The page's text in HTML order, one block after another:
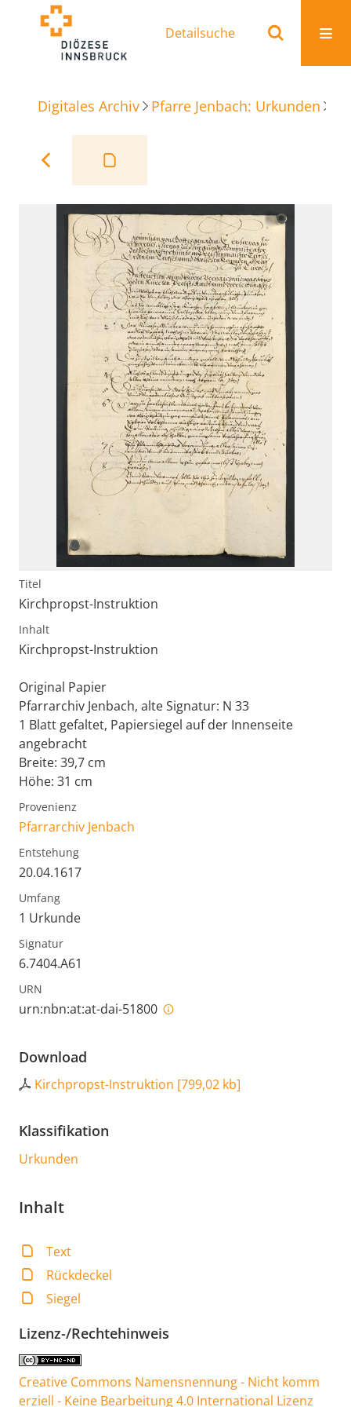
Detailsuche
Digitales Archiv Pfarre Jenbach: Urkunden
Titel
Kirchpropst-Instruktion
Inhalt
Kirchpropst-Instruktion
Original Papier
Pfarrarchiv Jenbach, alte Signatur: N 33
1 Blatt gefaltet, Papiersiegel auf der Innenseite
angebracht
Breite: 39,7 cm
Höhe: 31 cm
Provenienz
Pfarrarchiv Jenbach
Entstehung
20.04.1617
Umfang
1 Urkunde
Signatur
6.7404.A61
URN
urn:nbn:at:at-dai-51800
Download
Kirchpropst-Instruktion [799,02 kb]
Klassifikation
Urkunden
Inhalt
Text
Rückdeckel
Siegel
Lizenz-/Rechtehinweis
Creative Commons Namensnennung - Nicht komm
erziell - Keine Bearbeitung 4.0 International Lizenz